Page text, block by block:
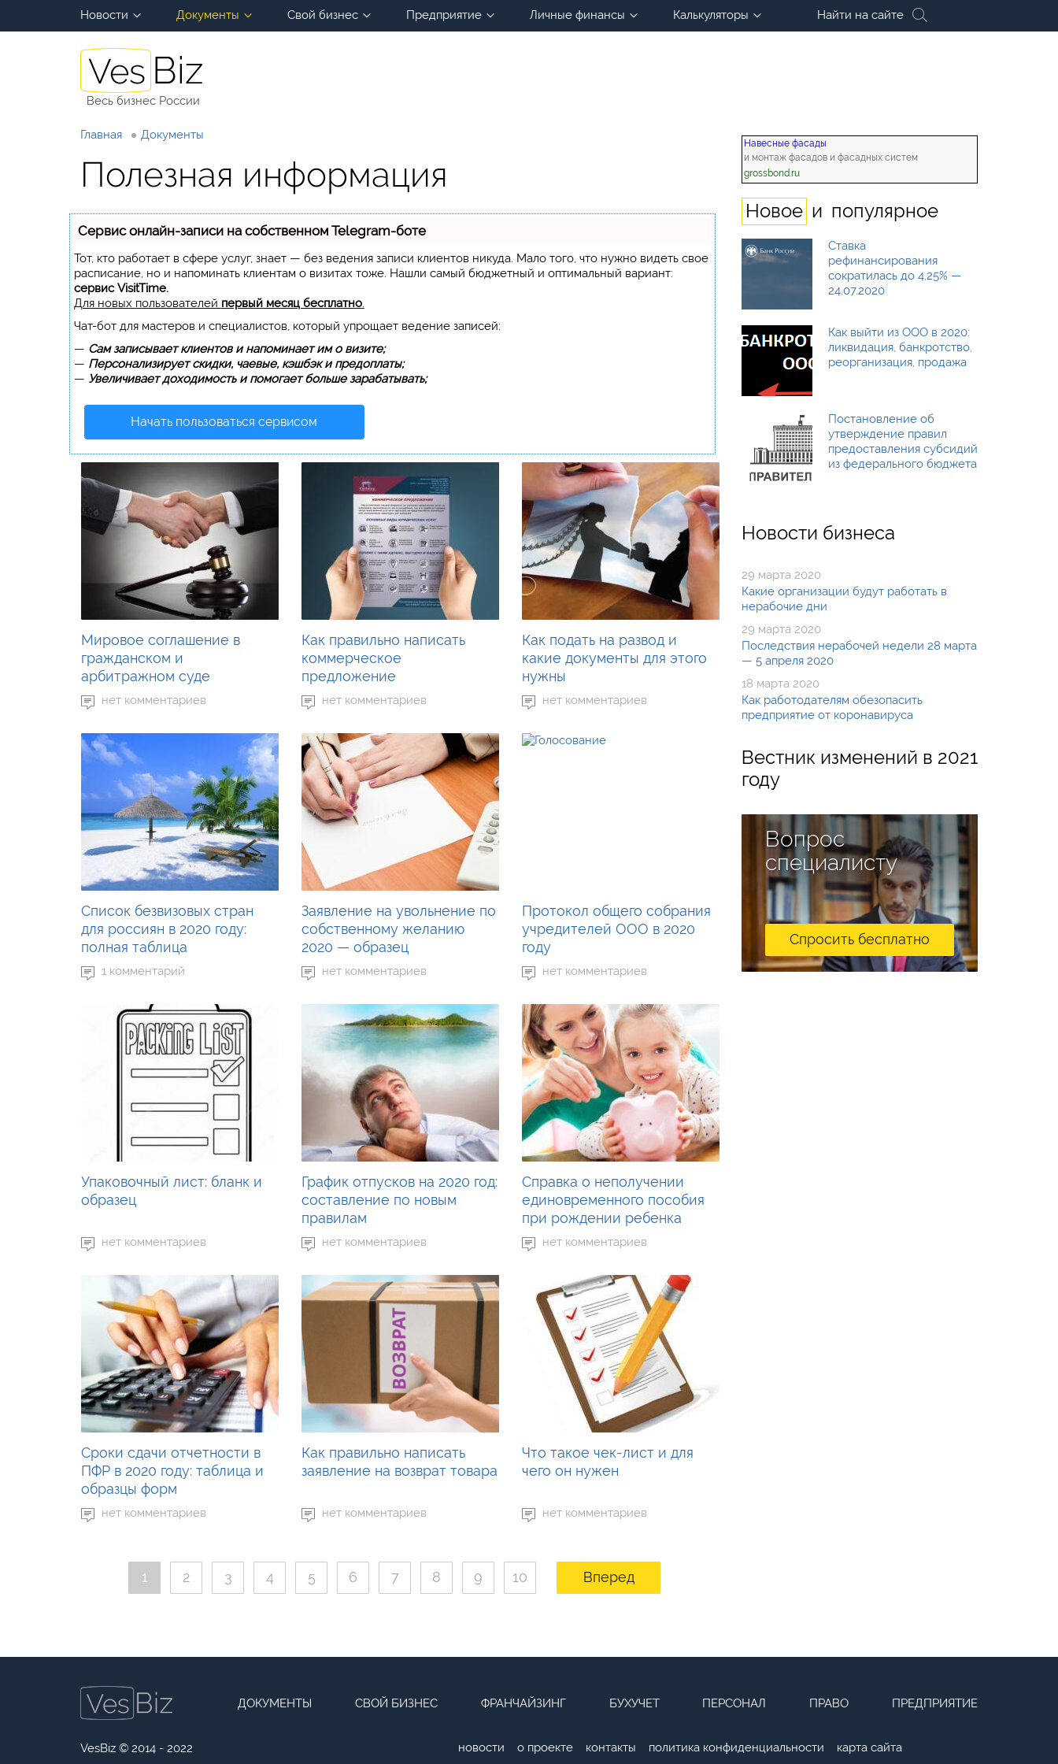
Новости Документы Свой бизнес Предприятие Личные финансы Калькуляторы Найти на сайте
Весь бизнес России
Главная Документы
Полезная информация
Сервис онлайн-записи на собственном Telegram-боте
Тот, кто работает в сфере услуг, знает — без ведения записи клиентов никуда. Мало того, что нужно видеть свое
расписание, но и напоминать клиентам о визитах тоже. Нашли самый бюджетный и оптимальный вариант:
сервис VisitTime.
Для новых пользователей первый месяц бесплатно.
Чат-бот для мастеров и специалистов, который упрощает ведение записей:
— Сам записывает клиентов и напоминает им о визите;
— Персонализирует скидки, чаевые, кэшбэк и предоплаты;
— Увеличивает доходимость и помогает больше зарабатывать;
Начать пользоваться сервисом
Мировое соглашение в
гражданском и
арбитражном суде
нет комментариев
Как правильно написать
коммерческое
предложение
нет комментариев
Как подать на развод и
какие документы для этого
нужны
нет комментариев
Список безвизовых стран
для россиян в 2020 году:
полная таблица
1 комментарий
Заявление на увольнение по
собственному желанию
2020 — образец
нет комментариев
Протокол общего собрания
учредителей ООО в 2020
году
нет комментариев
Упаковочный лист: бланк и
образец
нет комментариев
График отпусков на 2020 год:
составление по новым
правилам
нет комментариев
Справка о неполучении
единовременного пособия
при рождении ребенка
нет комментариев
Сроки сдачи отчетности в
ПФР в 2020 году: таблица и
образцы форм
нет комментариев
Как правильно написать
заявление на возврат товара
нет комментариев
Что такое чек-лист и для
чего он нужен
нет комментариев
1 2 3 4 5 6 7 8 9 10 Вперед
Навесные фасады
и монтаж фасадов и фасадных систем
grossbond.ru
Новое и популярное
Ставка
рефинансирования
сократилась до 4,25% —
24.07.2020
Как выйти из ООО в 2020:
ликвидация, банкротство,
реорганизация, продажа
Постановление об
утверждение правил
предоставления субсидий
из федерального бюджета
Новости бизнеса
29 марта 2020
Какие организации будут работать в
нерабочие дни
29 марта 2020
Последствия нерабочей недели 28 марта
— 5 апреля 2020
18 марта 2020
Как работодателям обезопасить
предприятие от коронавируса
Вестник изменений в 2021
году
Вопрос
специалисту
Спросить бесплатно
VesBiz © 2014 - 2022
ДОКУМЕНТЫ СВОЙ БИЗНЕС ФРАНЧАЙЗИНГ БУХУЧЕТ ПЕРСОНАЛ ПРАВО ПРЕДПРИЯТИЕ
новости о проекте контакты политика конфиденциальности
карта сайта